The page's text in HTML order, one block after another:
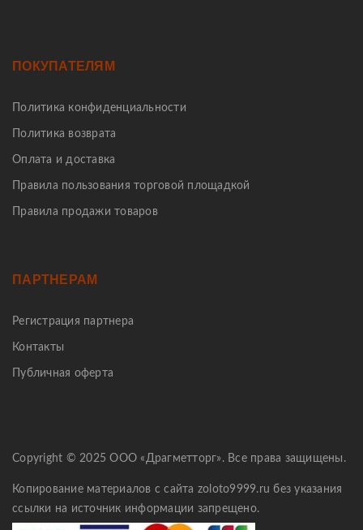
ПОКУПАТЕЛЯМ
Политика конфиденциальности
Политика возврата
Оплата и доставка
Правила пользования торговой площадкой
Правила продажи товаров
ПАРТНЕРАМ
Регистрация партнера
Контакты
Публичная оферта
Copyright © 2025 ООО «Драгметторг». Все права защищены.
Копирование материалов с сайта zoloto9999.ru без указания
ссылки на источник информации запрещено.